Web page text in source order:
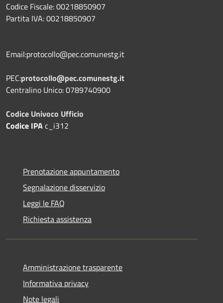
Codice Fiscale: 00218850907
Partita IVA: 00218850907
Email:protocollo@pec.comunestg.it
PEC:protocollo@pec.comunestg.it
Centralino Unico: 0789740900
Codice Univoco Ufficio
Codice IPAc_i312
Prenotazione appuntamento
Segnalazione disservizio
Leggi le FAQ
Richiesta assistenza
Amministrazione trasparente
Informativa privacy
Note legali